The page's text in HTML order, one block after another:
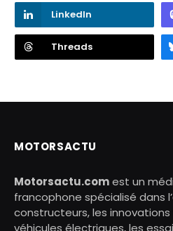
LinkedIn
Threads
MOTORSACTU
Motorsactu.comest un
francophone spécialisé dans
constructeurs, les
véhicules électriques, les